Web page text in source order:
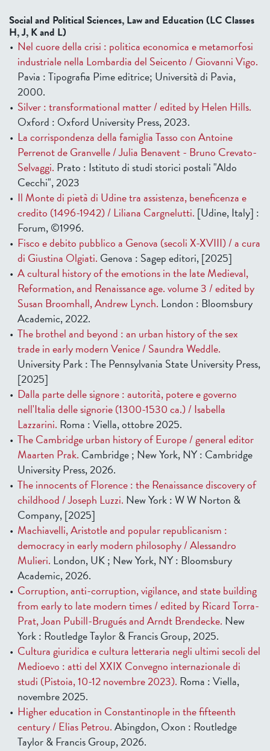
Social and Political Sciences, Law and Education (LC Classes
H, J, K and L)
Nel cuore della crisi : politica economica e metamorfosi
industriale nella Lombardia del Seicento / Giovanni Vigo.
Pavia : Tipografia Pime editrice; Università di Pavia,
2000.
Silver : transformational matter / edited by Helen Hills.
Oxford : Oxford University Press, 2023.
La corrispondenza della famiglia Tasso con Antoine
Perrenot de Granvelle / Julia Benavent - Bruno Crevato-
Selvaggi. Prato : Istituto di studi storici postali "Aldo
Cecchi", 2023
Il Monte di pietà di Udine tra assistenza, beneficenza e
credito (1496-1942) / Liliana Cargnelutti. [Udine, Italy] :
Forum, ©1996.
Fisco e debito pubblico a Genova (secoli X-XVIII) / a cura
di Giustina Olgiati. Genova : Sagep editori, [2025]
A cultural history of the emotions in the late Medieval,
Reformation, and Renaissance age. volume 3 / edited by
Susan Broomhall, Andrew Lynch. London : Bloomsbury
Academic, 2022.
The brothel and beyond : an urban history of the sex
trade in early modern Venice / Saundra Weddle.
University Park : The Pennsylvania State University Press,
[2025]
Dalla parte delle signore : autorità, potere e governo
nell'Italia delle signorie (1300-1530 ca.) / Isabella
Lazzarini. Roma : Viella, ottobre 2025.
The Cambridge urban history of Europe / general editor
Maarten Prak. Cambridge ; New York, NY : Cambridge
University Press, 2026.
The innocents of Florence : the Renaissance discovery of
childhood / Joseph Luzzi. New York : W W Norton &
Company, [2025]
Machiavelli, Aristotle and popular republicanism :
democracy in early modern philosophy / Alessandro
Mulieri. London, UK ; New York, NY : Bloomsbury
Academic, 2026.
Corruption, anti-corruption, vigilance, and state building
from early to late modern times / edited by Ricard Torra-
Prat, Joan Pubill-Brugués and Arndt Brendecke. New
York : Routledge Taylor & Francis Group, 2025.
Cultura giuridica e cultura letteraria negli ultimi secoli del
Medioevo : atti del XXIX Convegno internazionale di
studi (Pistoia, 10-12 novembre 2023). Roma : Viella,
novembre 2025.
Higher education in Constantinople in the fifteenth
century / Elias Petrou.Abingdon, Oxon : Routledge
Taylor & Francis Group, 2026.